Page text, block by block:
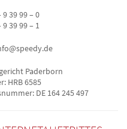
9 39 99 – 0
9 39 99 – 1
Paderborn
HRB 6585
DE 164 245 497